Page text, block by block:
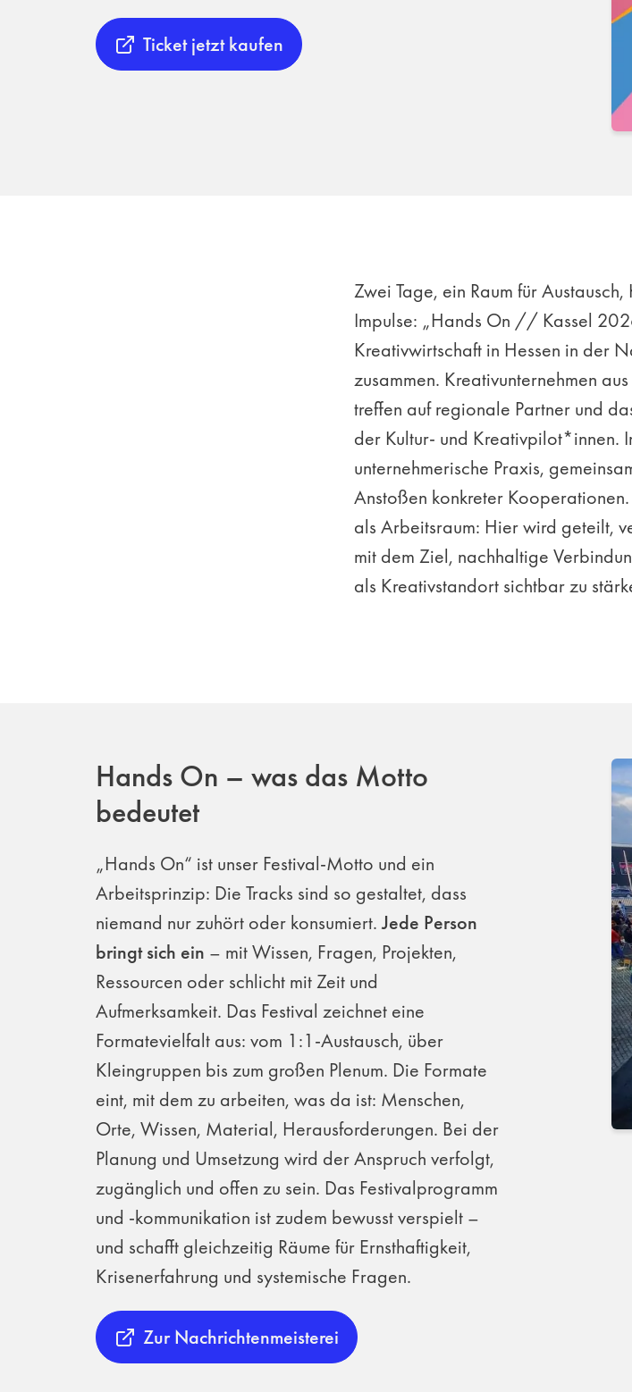
Ticket jetzt kaufen
Zwei Tage, ein Raum für
Impulse: „Hands On // Kassel
Kreativwirtschaft in Hessen in der
zusammen. Kreativunternehmen
treffen auf regionale Partner und
der Kultur- und Kreativpilot*innen.
unternehmerische Praxis,
Anstoßen konkreter
als Arbeitsraum: Hier wird geteilt,
mit dem Ziel, nachhaltige
als Kreativstandort sichtbar zu
Hands On – was das Motto
bedeutet
„Hands On“ ist unser Festival-Motto und ein
Arbeitsprinzip: Die Tracks sind so gestaltet, dass
niemand nur zuhört oder konsumiert. Jede Person
bringt sich ein – mit Wissen, Fragen, Projekten,
Ressourcen oder schlicht mit Zeit und
Aufmerksamkeit. Das Festival zeichnet eine
Formatevielfalt aus: vom 1:1-Austausch, über
Kleingruppen bis zum großen Plenum. Die Formate
eint, mit dem zu arbeiten, was da ist: Menschen,
Orte, Wissen, Material, Herausforderungen. Bei der
Planung und Umsetzung wird der Anspruch verfolgt,
zugänglich und offen zu sein. Das Festivalprogramm
und -kommunikation ist zudem bewusst verspielt –
und schafft gleichzeitig Räume für Ernsthaftigkeit,
Krisenerfahrung und systemische Fragen.
Zur Nachrichtenmeisterei